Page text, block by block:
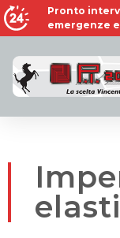
Pronto
emergenze